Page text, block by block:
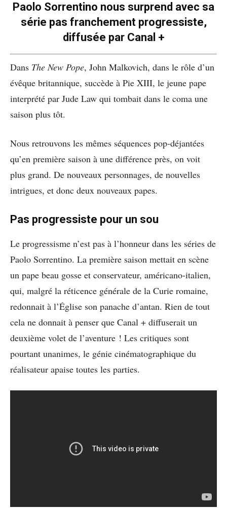
Paolo Sorrentino nous surprend avec sa
série pas franchement progressiste,
diffusée par Canal +
Dans The New Pope, John Malkovich, dans le rôle d’un
évêque britannique, succède à Pie XIII, le jeune pape
interprété par Jude Law qui tombait dans le coma une
saison plus tôt.
Nous retrouvons les mêmes séquences pop-déjantées
qu’en première saison à une différence près, on voit
plus grand. De nouveaux personnages, de nouvelles
intrigues, et donc deux nouveaux papes.
Pas progressiste pour un sou
Le progressisme n’est pas à l’honneur dans les séries de
Paolo Sorrentino. La première saison mettait en scène
un pape beau gosse et conservateur, américano-italien,
qui, malgré la réticence générale de la Curie romaine,
redonnait à l’Église son panache d’antan. Rien de tout
cela ne donnait à penser que Canal + diffuserait un
deuxième volet de l’aventure ! Les critiques sont
pourtant unanimes, le génie cinématographique du
réalisateur apaise toutes les parties.